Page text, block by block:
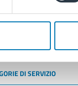
DI SERVIZIO